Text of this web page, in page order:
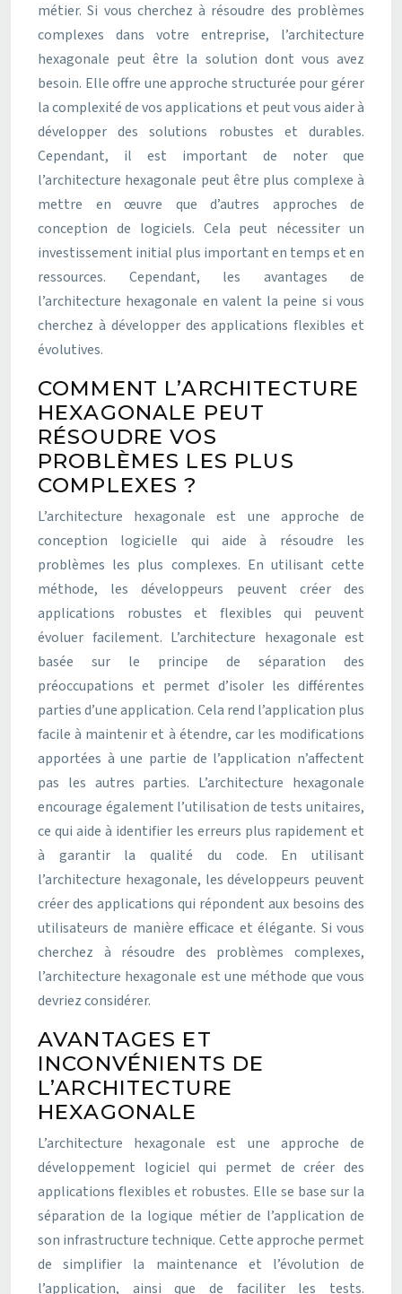
métier. Si vous cherchez à résoudre des problèmes
complexes dans votre entreprise, l’architecture
hexagonale peut être la solution dont vous avez
besoin. Elle offre une approche structurée pour gérer
la complexité de vos applications et peut vous aider à
développer des solutions robustes et durables.
Cependant, il est important de noter que
l’architecture hexagonale peut être plus complexe à
mettre en œuvre que d’autres approches de
conception de logiciels. Cela peut nécessiter un
investissement initial plus important en temps et en
ressources. Cependant, les avantages de
l’architecture hexagonale en valent la peine si vous
cherchez à développer des applications flexibles et
évolutives.
COMMENT L’ARCHITECTURE
HEXAGONALE PEUT
RÉSOUDRE VOS
PROBLÈMES LES PLUS
COMPLEXES ?
L’architecture hexagonale est une approche de
conception logicielle qui aide à résoudre les
problèmes les plus complexes. En utilisant cette
méthode, les développeurs peuvent créer des
applications robustes et flexibles qui peuvent
évoluer facilement. L’architecture hexagonale est
basée sur le principe de séparation des
préoccupations et permet d’isoler les différentes
parties d’une application. Cela rend l’application plus
facile à maintenir et à étendre, car les modifications
apportées à une partie de l’application n’affectent
pas les autres parties. L’architecture hexagonale
encourage également l’utilisation de tests unitaires,
ce qui aide à identifier les erreurs plus rapidement et
à garantir la qualité du code. En utilisant
l’architecture hexagonale, les développeurs peuvent
créer des applications qui répondent aux besoins des
utilisateurs de manière efficace et élégante. Si vous
cherchez à résoudre des problèmes complexes,
l’architecture hexagonale est une méthode que vous
devriez considérer.
AVANTAGES ET
INCONVÉNIENTS DE
L’ARCHITECTURE
HEXAGONALE
L’architecture hexagonale est une approche de
développement logiciel qui permet de créer des
applications flexibles et robustes. Elle se base sur la
séparation de la logique métier de l’application de
son infrastructure technique. Cette approche permet
de simplifier la maintenance et l’évolution de
l’application, ainsi que de faciliter les tests.